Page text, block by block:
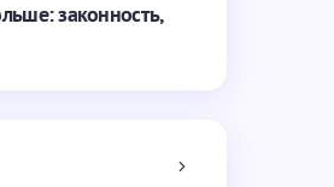
законность,